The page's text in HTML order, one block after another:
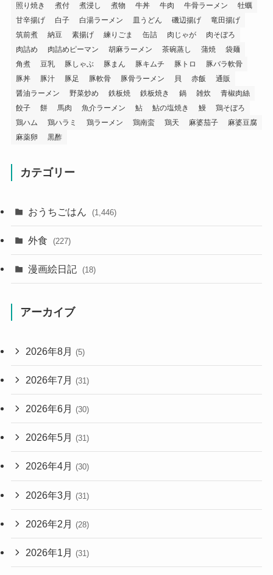
照り焼き 煮付 煮浸し 煮物 牛丼 牛肉 牛骨ラーメン
牡蠣
甘辛揚げ
白子 白湯ラーメン 皿うどん 磯辺揚げ
竜田揚げ
筑前煮
納豆 素揚げ 練りごま 缶詰 肉じゃが
肉そぼろ
肉詰め
肉詰めピーマン 胡麻ラーメン 茶碗蒸し 蒲焼
袋麺
角煮
豆乳 豚しゃぶ 豚まん 豚キムチ 豚トロ
豚バラ軟骨
豚丼
豚汁 豚足 豚軟骨 豚骨ラーメン 貝 赤飯
通販
醤油ラーメン
野菜炒め 鉄板焼 鉄板焼き 鍋 雑炊
青椒肉絲
餃子
餅 馬肉 魚介ラーメン 鮎 鮎の塩焼き 鰻
鶏そぼろ
鶏ハム
鶏ハラミ 鶏ラーメン 鶏南蛮 鶏天 麻婆茄子
麻婆豆腐
麻薬卵
黒酢
カテゴリー
おうちごはん (1,446)
外食 (227)
漫画絵日記 (18)
アーカイブ
2026年8月 (5)
2026年7月 (31)
2026年6月 (30)
2026年5月 (31)
2026年4月 (30)
2026年3月 (31)
2026年2月 (28)
2026年1月 (31)